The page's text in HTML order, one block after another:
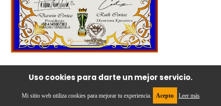
Uso cookies para darte un mejor servicio.
Mi sitio web utiliza cookies para mejorar tu experiencia. Acepto Leer más